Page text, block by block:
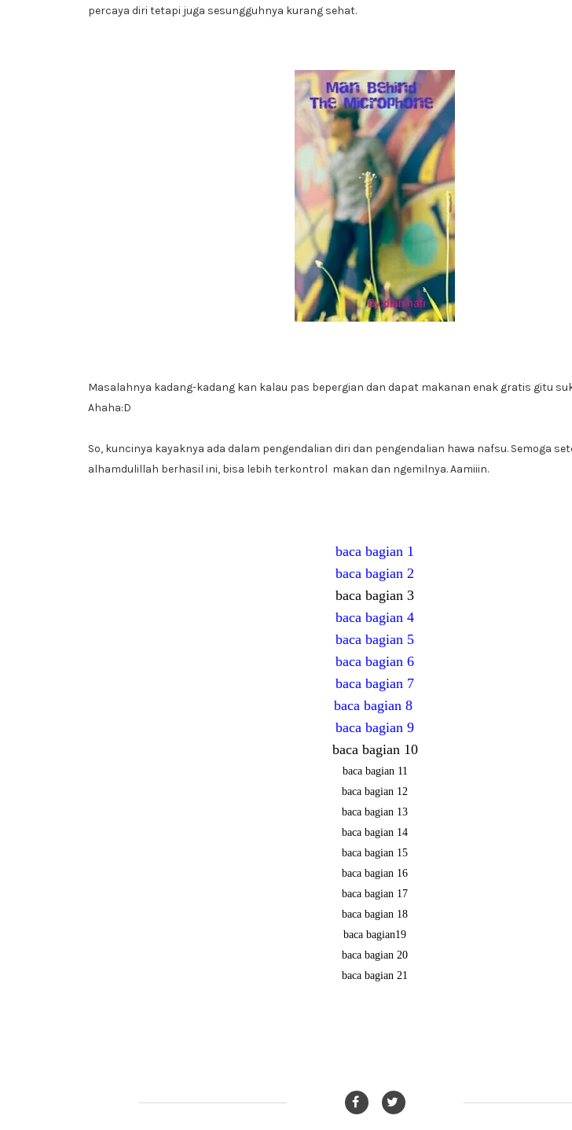
percaya diri tetapi juga sesungguhnya kurang sehat.
Masalahnya kadang-kadang kan kalau pas bepergian dan dapat makanan enak gratis gitu
Ahaha:D
So, kuncinya kayaknya ada dalam pengendalian diri dan pengendalian hawa nafsu. Semoga
alhamdulillah berhasil ini, bisa lebih terkontrol makan dan ngemilnya. Aamiiin.
baca bagian 1
baca bagian 2
baca bagian 3
baca bagian 4
baca bagian 5
baca bagian 6
baca bagian 7
baca bagian 8
baca bagian 9
baca bagian 10
baca bagian 11
baca bagian 12
baca bagian 13
baca bagian 14
baca bagian 15
baca bagian 16
baca bagian 17
baca bagian 18
baca bagian19
baca bagian 20
baca bagian 21